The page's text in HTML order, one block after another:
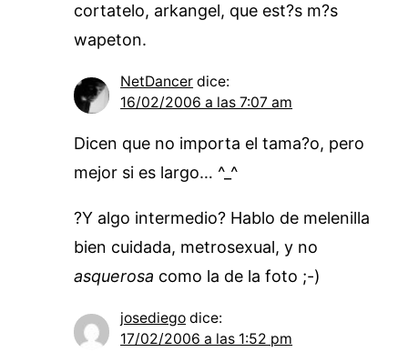
cortatelo, arkangel, que est?s m?s
wapeton.
NetDancer dice:
16/02/2006 a las 7:07 am
Dicen que no importa el tama?o, pero
mejor si es largo… ^_^
?Y algo intermedio? Hablo de melenilla
bien cuidada, metrosexual, y no
asquerosa como la de la foto ;-)
josediego dice:
17/02/2006 a las 1:52 pm